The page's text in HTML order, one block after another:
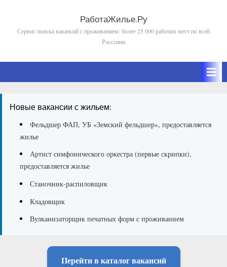
content
РаботаЖилье.Ру
Сервис поиска вакансий с проживанием: более 25 000 рабочих мест по всей
Росссиии
Новые вакансии с жильем:
Фельдшер ФАП, УБ «Земский фельдшер», предоставляется
жилье
Артист симфонического оркестра (первые скрипки),
предоставляется жилье
Станочник-распиловщик
Кладовщик
Вулканизаторщик печатных форм с проживанием
Перейти в каталог вакансий